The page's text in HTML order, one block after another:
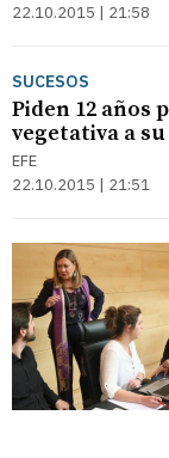
22.10.2015 | 21:58
SUCESOS
Piden 12 años
vegetativa a
EFE
22.10.2015 | 21:51